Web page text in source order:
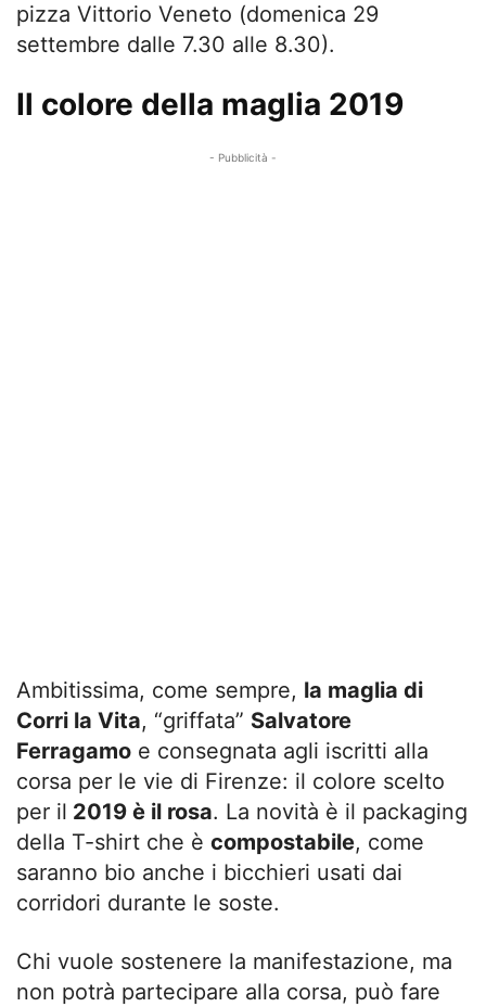
pizza Vittorio Veneto (domenica 29
settembre dalle 7.30 alle 8.30).
Il colore della maglia 2019
- Pubblicità -
Ambitissima, come sempre, la maglia di
Corri la Vita, “griffata” Salvatore
Ferragamo e consegnata agli iscritti alla
corsa per le vie di Firenze: il colore scelto
per il 2019 è il rosa. La novità è il packaging
della T-shirt che è compostabile, come
saranno bio anche i bicchieri usati dai
corridori durante le soste.
Chi vuole sostenere la manifestazione, ma
non potrà partecipare alla corsa, può fare